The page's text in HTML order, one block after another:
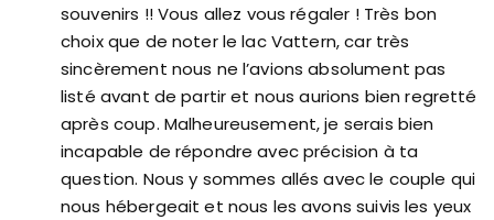
souvenirs !! Vous allez vous régaler ! Très bon
choix que de noter le lac Vattern, car très
sincèrement nous ne l’avions absolument pas
listé avant de partir et nous aurions bien regretté
après coup. Malheureusement, je serais bien
incapable de répondre avec précision à ta
question. Nous y sommes allés avec le couple qui
nous hébergeait et nous les avons suivis les yeux